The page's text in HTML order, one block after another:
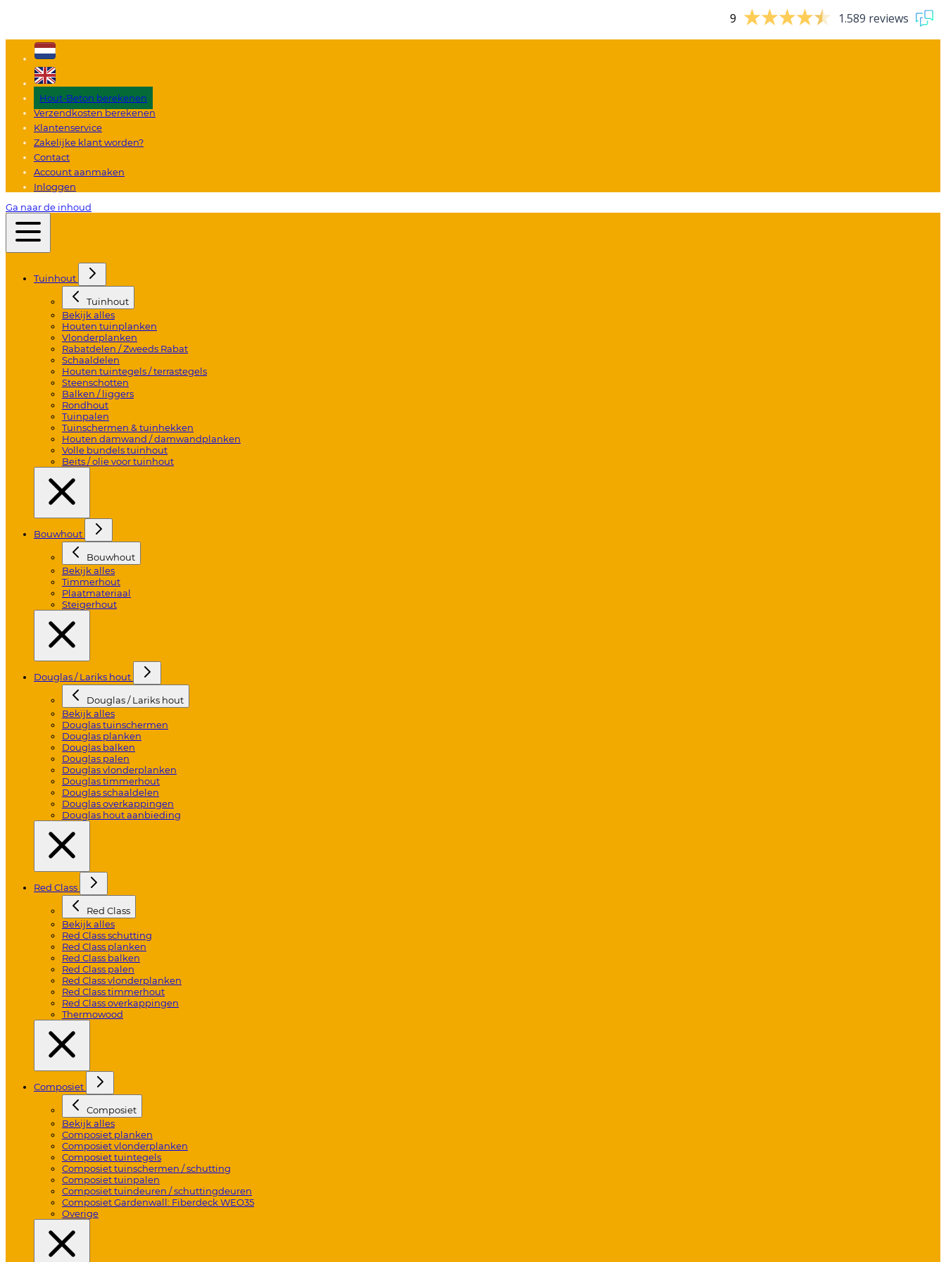
9 1.589 reviews
Hout-Beton berekenen
Verzendkosten berekenen
Klantenservice
Zakelijke klant worden?
Contact
Account aanmaken
Inloggen
Ga naar de inhoud
Tuinhout
Tuinhout
Bekijk alles
Houten tuinplanken
Vlonderplanken
Rabatdelen / Zweeds Rabat
Schaaldelen
Houten tuintegels / terrastegels
Steenschotten
Balken / liggers
Rondhout
Tuinpalen
Tuinschermen & tuinhekken
Houten damwand / damwandplanken
Volle bundels tuinhout
Beits / olie voor tuinhout
Bouwhout
Bouwhout
Bekijk alles
Timmerhout
Plaatmateriaal
Steigerhout
Douglas / Lariks hout
Douglas / Lariks hout
Bekijk alles
Douglas tuinschermen
Douglas planken
Douglas balken
Douglas palen
Douglas vlonderplanken
Douglas timmerhout
Douglas schaaldelen
Douglas overkappingen
Douglas hout aanbieding
Red Class
Red Class
Bekijk alles
Red Class schutting
Red Class planken
Red Class balken
Red Class palen
Red Class vlonderplanken
Red Class timmerhout
Red Class overkappingen
Thermowood
Composiet
Composiet
Bekijk alles
Composiet planken
Composiet vlonderplanken
Composiet tuintegels
Composiet tuinschermen / schutting
Composiet tuinpalen
Composiet tuindeuren / schuttingdeuren
Composiet Gardenwall: Fiberdeck WEO35
Overige